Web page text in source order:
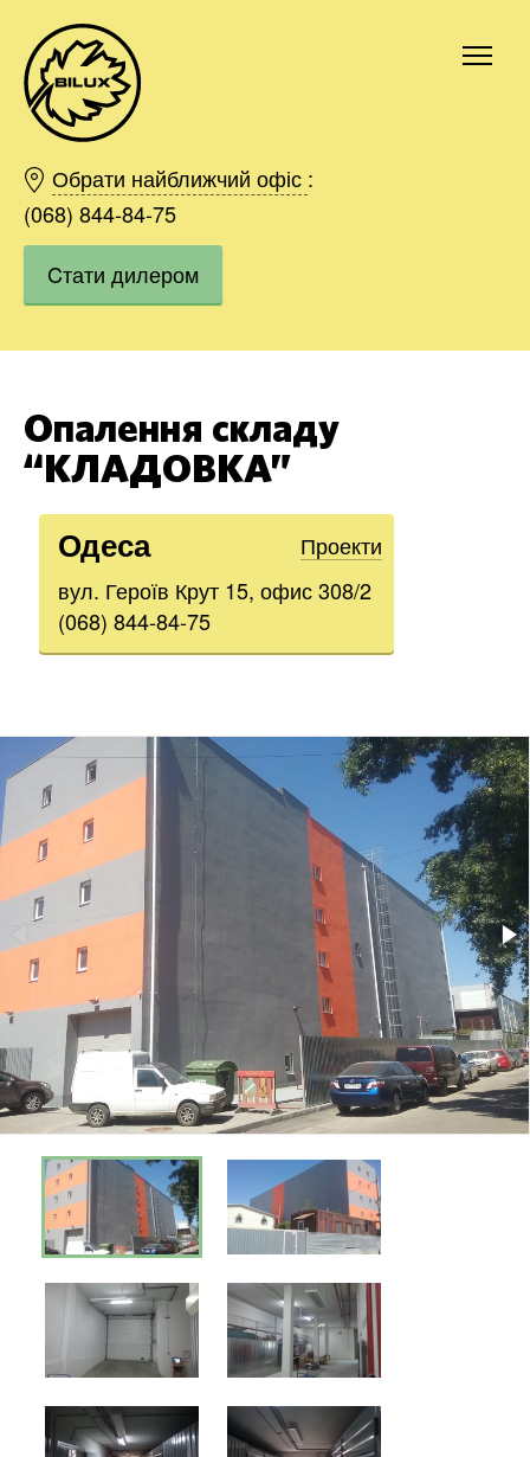
Обрати найближчий офіс :
(068) 844-84-75
Cтати дилером
Опалення складу
“КЛАДОВКА”
Одеса
Проекти
вул. Героїв Крут 15, офис 308/2
(068) 844-84-75
Київ
Харків
Одесса
Дніпро
Івано-Франківськ
Вінниця
Область
Замовити